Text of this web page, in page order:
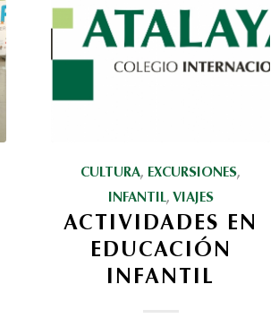
CULTURA, EXCURSIONES,
INFANTIL, VIAJES
ACTIVIDADES EN
EDUCACIÓN
INFANTIL